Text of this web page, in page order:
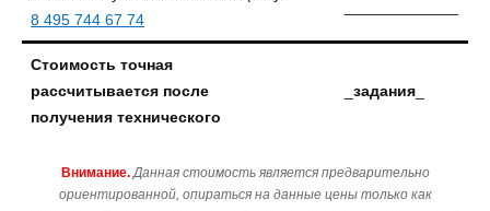
8 495 744 67 74
Стоимость точная
рассчитывается после
получения технического
_задания
Внимание. Данная стоимость является предварительно
ориентированной, опираться на данные цены только как